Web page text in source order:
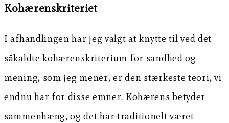
Kohærenskriteriet
I afhandlingen har jeg valgt at knytte til ved det
såkaldte kohærenskriterium for sandhed og
mening, som jeg mener, er den stærkeste teori, vi
endnu har for disse emner. Kohærens betyder
sammenhæng, og det har traditionelt været